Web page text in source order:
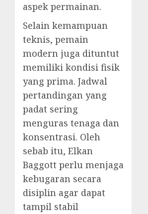
aspek permainan.
Selain kemampuan
teknis, pemain
modern juga dituntut
memiliki kondisi fisik
yang prima. Jadwal
pertandingan yang
padat sering
menguras tenaga dan
konsentrasi. Oleh
sebab itu, Elkan
Baggott perlu menjaga
kebugaran secara
disiplin agar dapat
tampil stabil